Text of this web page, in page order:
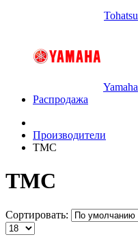
Tohatsu
Yamaha
Распродажа
Производители
TMC
TMC
Сортировать: